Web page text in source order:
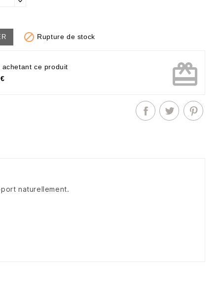
 Rupture de stock
achetant ce produit
card_giftcard
naturellement.